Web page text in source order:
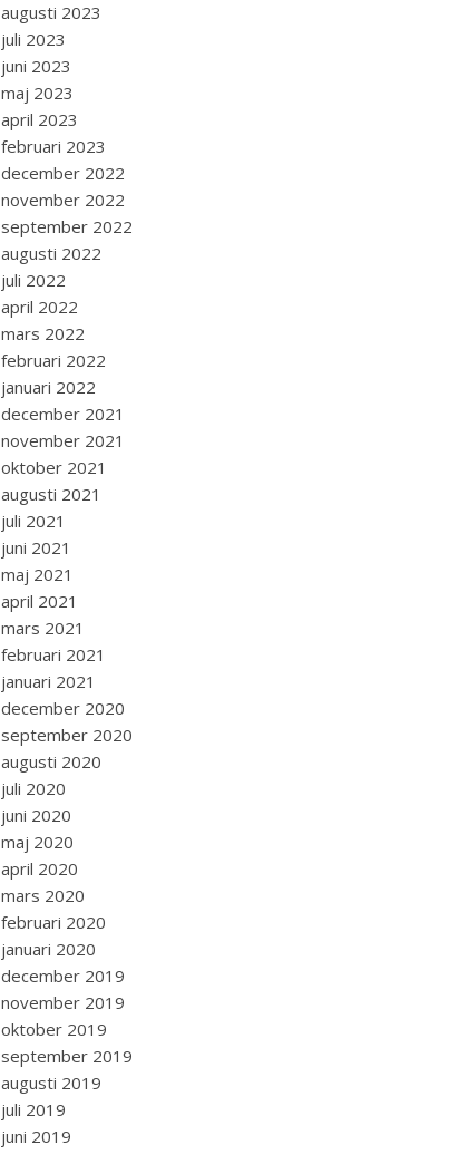
augusti 2023
juli 2023
juni 2023
maj 2023
april 2023
februari 2023
december 2022
november 2022
september 2022
augusti 2022
juli 2022
april 2022
mars 2022
februari 2022
januari 2022
december 2021
november 2021
oktober 2021
augusti 2021
juli 2021
juni 2021
maj 2021
april 2021
mars 2021
februari 2021
januari 2021
december 2020
september 2020
augusti 2020
juli 2020
juni 2020
maj 2020
april 2020
mars 2020
februari 2020
januari 2020
december 2019
november 2019
oktober 2019
september 2019
augusti 2019
juli 2019
juni 2019